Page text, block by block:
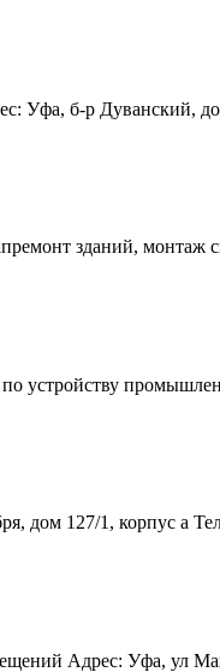
Уфа, б-р Дуванский,
зданий,
устройству
дом 127/1, корпус а
Адрес: Уфа, ул